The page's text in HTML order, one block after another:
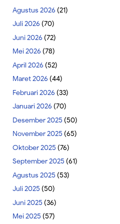
Agustus 2026 (21)
Juli 2026 (70)
Juni 2026 (72)
Mei 2026 (78)
April 2026 (52)
Maret 2026 (44)
Februari 2026 (33)
Januari 2026 (70)
Desember 2025 (50)
November 2025 (65)
Oktober 2025 (76)
September 2025 (61)
Agustus 2025 (53)
Juli 2025 (50)
Juni 2025 (36)
Mei 2025 (57)